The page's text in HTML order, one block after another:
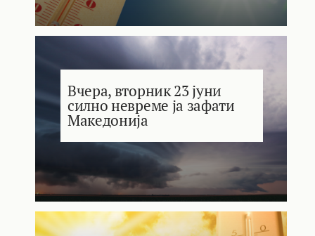
Вчера, вторник 23 јуни
силно невреме ја зафати
Македонија